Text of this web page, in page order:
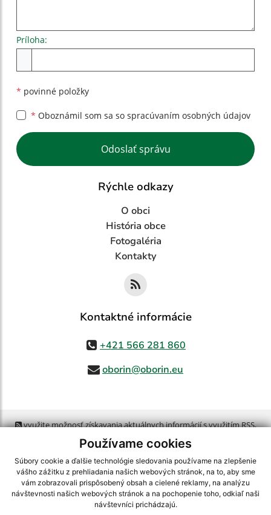
Používame cookies
Súbory cookie a ďalšie technológie sledovania používame na zlepšenie
vášho zážitku z prehliadania našich webových stránok, na to, aby sme
vám zobrazovali prispôsobený obsah a cielené reklamy, na analýzu
návštevnosti našich webových stránok a na pochopenie toho, odkiaľ naši
návštevníci prichádzajú.
Príloha:
* povinné položky
* Oboznámil som sa so spracúvaním osobných údajov
Google reCaptcha Response
Odoslať správu
Rýchle odkazy
O obci
História obce
Fotogaléria
Kontakty
Kontaktné informácie
+421 566 281 860
oborin@oborin.eu
využite možnosť získavania aktuálnych informácií s využitím RSS,
CMS systém (redakčný) systém ECHELON 2, Mapa stránok
webex.digital, s.r.o.,domény,registrácia domény
spoločnosť webex.digital, s.r.o.,technický prevádzkovateľ
Posledná aktualizácia:21.07.2026
Vytlačiť stránku|Vyhlásenie o prístupnosti